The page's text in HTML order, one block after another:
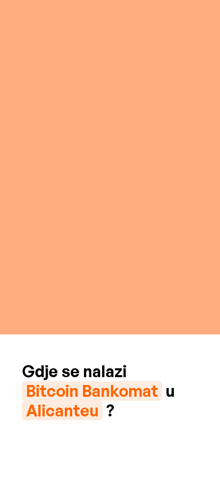
Gdje se nalazi
Bitcoin Bankomat u
Alicanteu ?